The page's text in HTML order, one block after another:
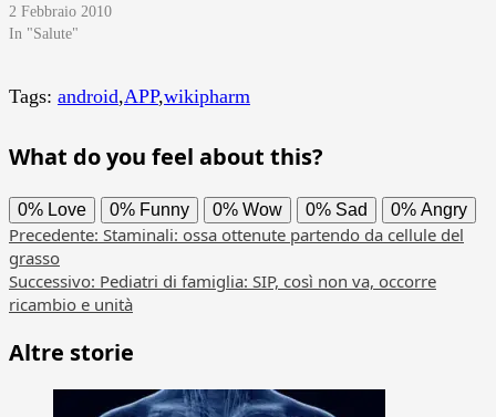
2 Febbraio 2010
In "Salute"
Tags: android,APP,wikipharm
What do you feel about this?
0% Love 0% Funny 0% Wow 0% Sad 0% Angry
Navigazione
articolo
Precedente: Staminali: ossa ottenute partendo da cellule del
grasso
Successivo: Pediatri di famiglia: SIP, così non va, occorre
ricambio e unità
Altre storie